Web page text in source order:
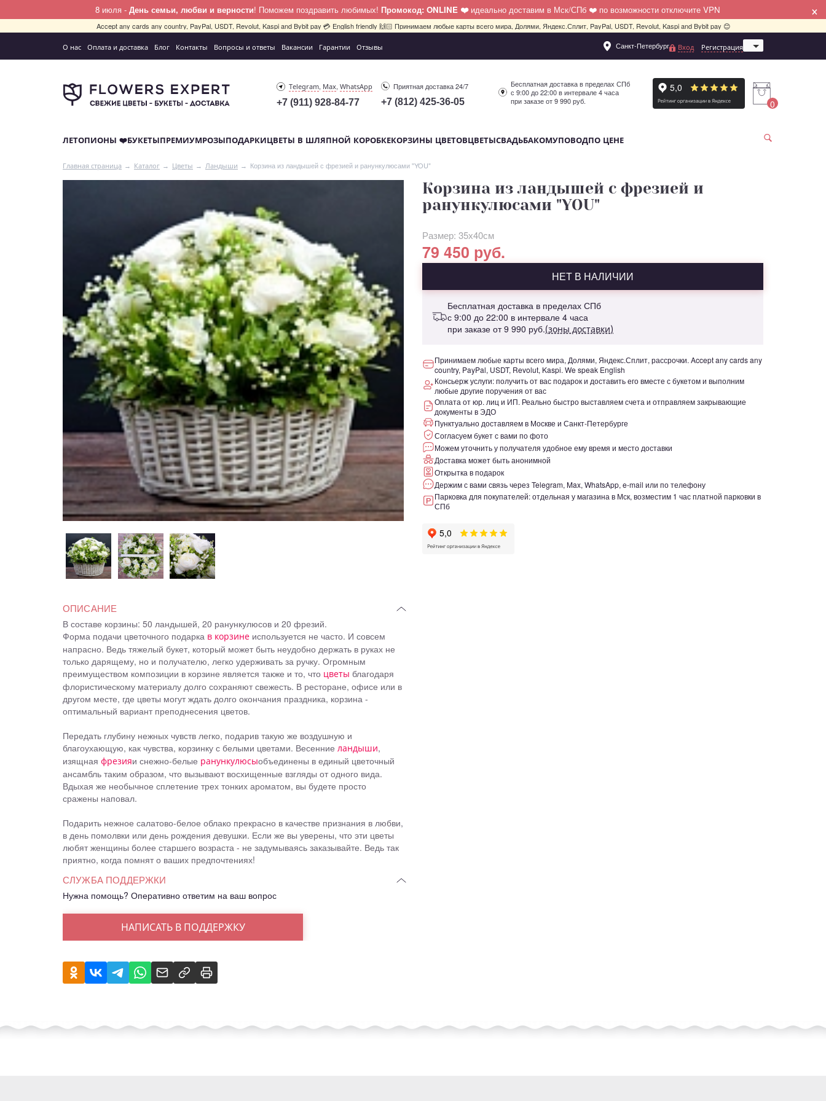
8 июля - День семьи, любви и верности! Поможем поздравить любимых! Промокод: ONLINE ❤️ идеально доставим в Мск/СПб ❤️ по возможности отключите VPN ×
Accept any cards any country, PayPal, USDT, Revolut, Kaspi and Bybit pay 💳 English friendly 🙌🏻 Принимаем любые карты всего мира, Долями, Яндекс.Сплит, PayPal, USDT, Revolut, Kaspi and Bybit pay 😊
О нас Оплата и доставка Блог Контакты Вопросы и ответы Вакансии Гарантии Отзывы Санкт-Петербург
Москва
Вход Регистрация
Telegram, Max,WhatsApp
+7 (911) 928-84-77
Приятная доставка 24/7
+7 (812) 425-36-05
Бесплатная доставка в пределах СПб
с 9:00 до 22:00 в интервале 4 часа
при заказе от 9 990 руб.
0
ЛЕТОПИОНЫ ❤️БУКЕТЫПРЕМИУМРОЗЫПОДАРКИЦВЕТЫ В ШЛЯПНОЙ КОРОБКЕКОРЗИНЫ ЦВЕТОВЦВЕТЫСВАДЬБАКОМУПОВОДПО ЦЕНЕ
Главная страница Каталог Цветы Ландыши Корзина из ландышей с фрезией и ранункулюсами "YOU"
Корзина из ландышей с фрезией и
ранункулюсами "YOU"
Размер: 35х40см
79 450 руб.
НЕТ В НАЛИЧИИ
Бесплатная доставка в пределах СПб
с 9:00 до 22:00 в интервале 4 часа
при заказе от9 990 руб.(зоны доставки)
Принимаем любые карты всего мира, Долями, Яндекс.Сплит, рассрочки. Accept any cards any
country, PayPal, USDT, Revolut, Kaspi. We speak English
Консьерж услуги: получить от вас подарок и доставить его вместе с букетом и выполним
любые другие поручения от вас
Оплата от юр. лиц и ИП. Реально быстро выставляем счета и отправляем закрывающие
документы в ЭДО
Пунктуально доставляем в Москве и Санкт-Петербурге
Согласуем букет с вами по фото
Можем уточнить у получателя удобное ему время и место доставки
Доставка может быть анонимной
Открытка в подарок
Держим с вами связь через Telegram, Max, WhatsApp, e-mail или по телефону
Парковка для покупателей: отдельная у магазина в Мск, возместим 1 час платной парковки в
СПб
ОПИСАНИЕ
В составе корзины: 50 ландышей, 20 ранункулюсов и 20 фрезий.
Форма подачи цветочного подарка в корзине используется не часто. И совсем
напрасно. Ведь тяжелый букет, который может быть неудобно держать в руках не
только дарящему, но и получателю, легко удерживать за ручку. Огромным
преимуществом композиции в корзине является также и то, что цветы благодаря
флористическому материалу долго сохраняют свежесть. В ресторане, офисе или в
другом месте, где цветы могут ждать долго окончания праздника, корзина -
оптимальный вариант преподнесения цветов.
Передать глубину нежных чувств легко, подарив такую же воздушную и
благоухающую, как чувства, корзинку с белыми цветами. Весенние ландыши,
изящная фрезияи снежно-белые ранункулюсыобъединены в единый цветочный
ансамбль таким образом, что вызывают восхищенные взгляды от одного вида.
Вдыхая же необычное сплетение трех тонких ароматом, вы будете просто
сражены наповал.
Подарить нежное салатово-белое облако прекрасно в качестве признания в любви,
в день помолвки или день рождения девушки. Если же вы уверены, что эти цветы
любят женщины более старшего возраста - не задумываясь заказывайте. Ведь так
приятно, когда помнят о ваших предпочтениях!
СЛУЖБА ПОДДЕРЖКИ
Нужна помощь? Оперативно ответим на ваш вопрос
НАПИСАТЬ В ПОДДЕРЖКУ